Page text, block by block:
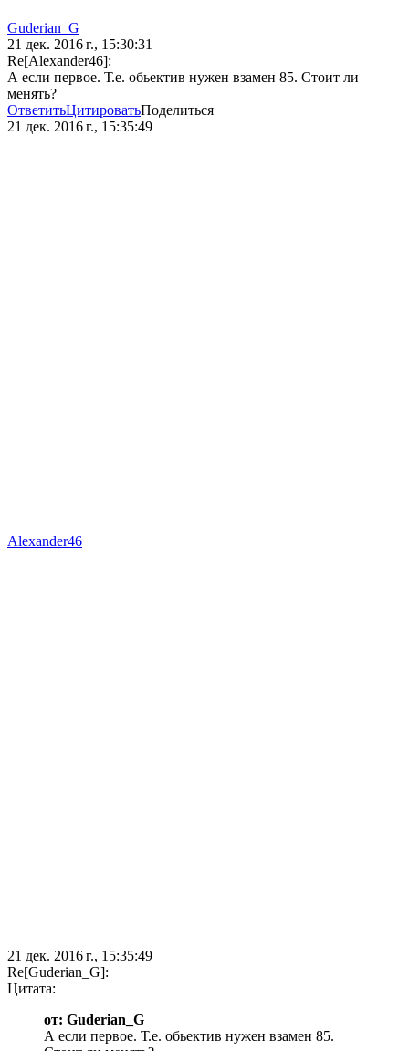
Guderian_G
21 дек. 2016 г., 15:30:31
Re[Alexander46]:
А если первое. Т.е. обьектив нужен взамен 85. Стоит ли
менять?
ОтветитьЦитироватьПоделиться
21 дек. 2016 г., 15:35:49
Alexander46
21 дек. 2016 г., 15:35:49
Re[Guderian_G]:
Цитата:
от: Guderian_G
А если первое. Т.е. обьектив нужен взамен 85.